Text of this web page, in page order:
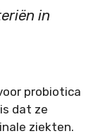
in
probiotica
dat ze
ziekten.